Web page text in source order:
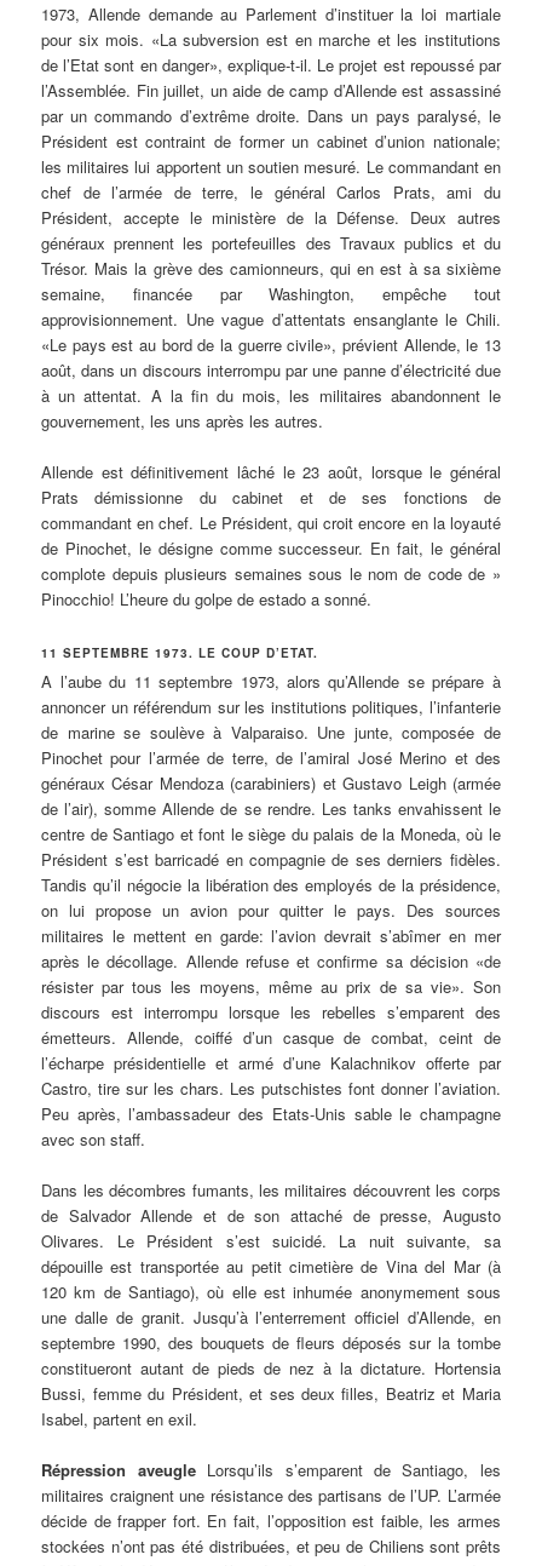
1973, Allende demande au Parlement d’instituer la loi martiale
pour six mois. «La subversion est en marche et les institutions
de l’Etat sont en danger», explique-t-il. Le projet est repoussé par
l’Assemblée. Fin juillet, un aide de camp d’Allende est assassiné
par un commando d’extrême droite. Dans un pays paralysé, le
Président est contraint de former un cabinet d’union nationale;
les militaires lui apportent un soutien mesuré. Le commandant en
chef de l’armée de terre, le général Carlos Prats, ami du
Président, accepte le ministère de la Défense. Deux autres
généraux prennent les portefeuilles des Travaux publics et du
Trésor. Mais la grève des camionneurs, qui en est à sa sixième
semaine, financée par Washington, empêche tout
approvisionnement. Une vague d’attentats ensanglante le Chili.
«Le pays est au bord de la guerre civile», prévient Allende, le 13
août, dans un discours interrompu par une panne d’électricité due
à un attentat. A la fin du mois, les militaires abandonnent le
gouvernement, les uns après les autres.
Allende est définitivement lâché le 23 août, lorsque le général
Prats démissionne du cabinet et de ses fonctions de
commandant en chef. Le Président, qui croit encore en la loyauté
de Pinochet, le désigne comme successeur. En fait, le général
complote depuis plusieurs semaines sous le nom de code de »
Pinocchio! L’heure du golpe de estado a sonné.
11 SEPTEMBRE 1973. LE COUP D’ETAT.
A l’aube du 11 septembre 1973, alors qu’Allende se prépare à
annoncer un référendum sur les institutions politiques, l’infanterie
de marine se soulève à Valparaiso. Une junte, composée de
Pinochet pour l’armée de terre, de l’amiral José Merino et des
généraux César Mendoza (carabiniers) et Gustavo Leigh (armée
de l’air), somme Allende de se rendre. Les tanks envahissent le
centre de Santiago et font le siège du palais de la Moneda, où le
Président s’est barricadé en compagnie de ses derniers fidèles.
Tandis qu’il négocie la libération des employés de la présidence,
on lui propose un avion pour quitter le pays. Des sources
militaires le mettent en garde: l’avion devrait s’abîmer en mer
après le décollage. Allende refuse et confirme sa décision «de
résister par tous les moyens, même au prix de sa vie». Son
discours est interrompu lorsque les rebelles s’emparent des
émetteurs. Allende, coiffé d’un casque de combat, ceint de
l’écharpe présidentielle et armé d’une Kalachnikov offerte par
Castro, tire sur les chars. Les putschistes font donner l’aviation.
Peu après, l’ambassadeur des Etats-Unis sable le champagne
avec son staff.
Dans les décombres fumants, les militaires découvrent les corps
de Salvador Allende et de son attaché de presse, Augusto
Olivares. Le Président s’est suicidé. La nuit suivante, sa
dépouille est transportée au petit cimetière de Vina del Mar (à
120 km de Santiago), où elle est inhumée anonymement sous
une dalle de granit. Jusqu’à l’enterrement officiel d’Allende, en
septembre 1990, des bouquets de fleurs déposés sur la tombe
constitueront autant de pieds de nez à la dictature. Hortensia
Bussi, femme du Président, et ses deux filles, Beatriz et Maria
Isabel, partent en exil.
Répression aveugleLorsqu’ils s’emparent de Santiago, les
militaires craignent une résistance des partisans de l’UP. L’armée
décide de frapper fort. En fait, l’opposition est faible, les armes
stockées n’ont pas été distribuées, et peu de Chiliens sont prêts